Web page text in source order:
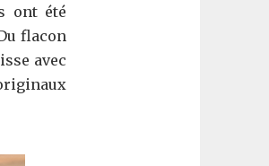
ont été
flacon
avec